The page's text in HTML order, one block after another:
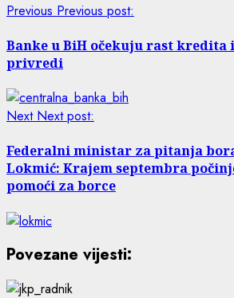
Previous Previous post:
Banke u BiH očekuju rast kredita
privredi
Next Next post:
Federalni ministar za pitanja
Lokmić: Krajem septembra
pomoći za borce
Povezane vijesti: